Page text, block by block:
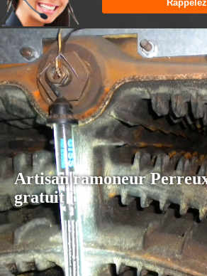
Artisan ramoneur
gratuit